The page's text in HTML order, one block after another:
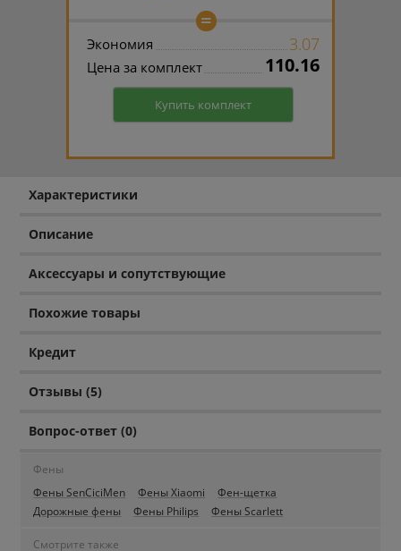
=
Экономия 3.07
Цена за комплект 110.16
Купить комплект
Характеристики
Описание
Аксессуары и сопутствующие
Похожие товары
Кредит
Отзывы (5)
Вопрос-ответ (0)
Фены
Фены SenCiciMen
Фены Xiaomi
Фен-щетка
Дорожные фены
Фены Philips Фены Scarlett
Смотрите также